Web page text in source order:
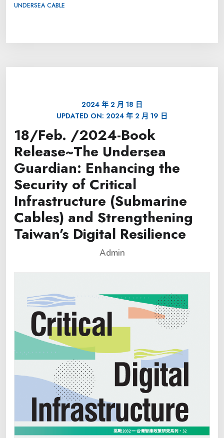
UNDERSEA CABLE
2024 年 2 月 18 日
UPDATED ON: 2024 年 2 月 19 日
18/Feb. /2024-Book
Release~The Undersea
Guardian: Enhancing the
Security of Critical
Infrastructure (Submarine
Cables) and Strengthening
Taiwan’s Digital Resilience
Admin